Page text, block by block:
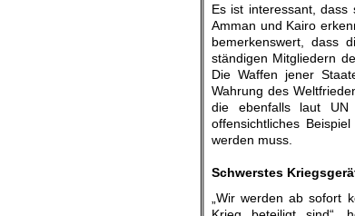
Es ist interessant,
Amman und Kairo
bemerkenswert, dass
ständigen Mitgliedern
Die Waffen jener
Wahrung des
die ebenfalls laut UN
offensichtliches
werden muss.
Schwerstes
„Wir werden ab sofort